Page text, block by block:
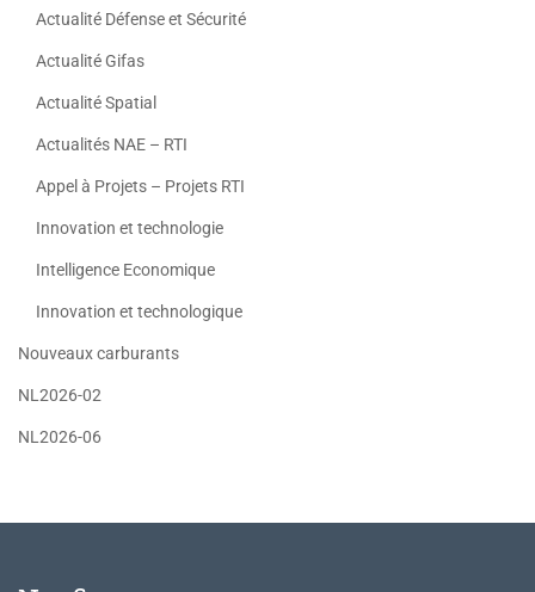
Actualité Défense et Sécurité
Actualité Gifas
Actualité Spatial
Actualités NAE – RTI
Appel à Projets – Projets RTI
Innovation et technologie
Intelligence Economique
Innovation et technologique
Nouveaux carburants
NL2026-02
NL2026-06